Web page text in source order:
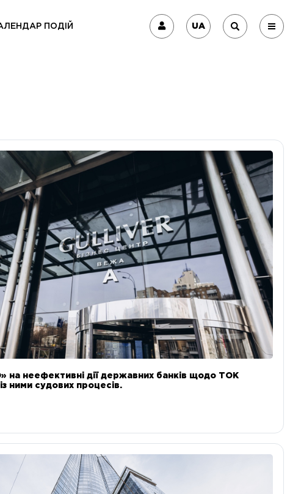
ПОДІЙ UA
на неефективні дії державних банків щодо ТОК
ними судових процесів.